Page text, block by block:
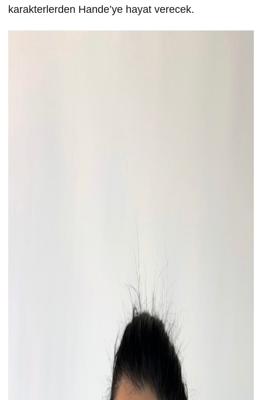
karakterlerden Hande’ye hayat verecek.